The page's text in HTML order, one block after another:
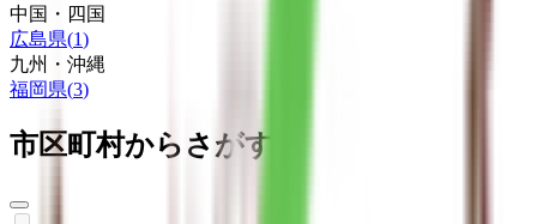
中国・四国
広島県(1)
九州・沖縄
福岡県(3)
市区町村からさがす